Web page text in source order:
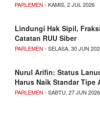
PARLEMEN - KAMIS, 2 JUL 2026
Lindungi Hak Sipil,
Catatan RUU Siber
PARLEMEN - SELASA, 30 JUN
Nurul Arifin: Status
Harus Naik Standar Tipe
PARLEMEN - SABTU, 27 JUN 2026